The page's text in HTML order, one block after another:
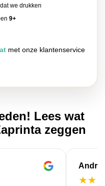
we drukken
9+
met onze klantenservice
Lees wat
zeggen
★★